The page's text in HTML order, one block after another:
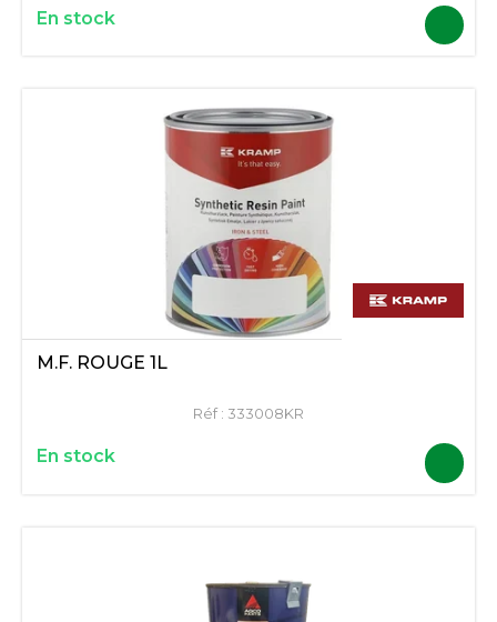
En stock
M.F. ROUGE 1L
Réf : 333008KR
En stock